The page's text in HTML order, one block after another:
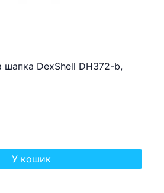
шапка DexShell DH372-b,
У кошик